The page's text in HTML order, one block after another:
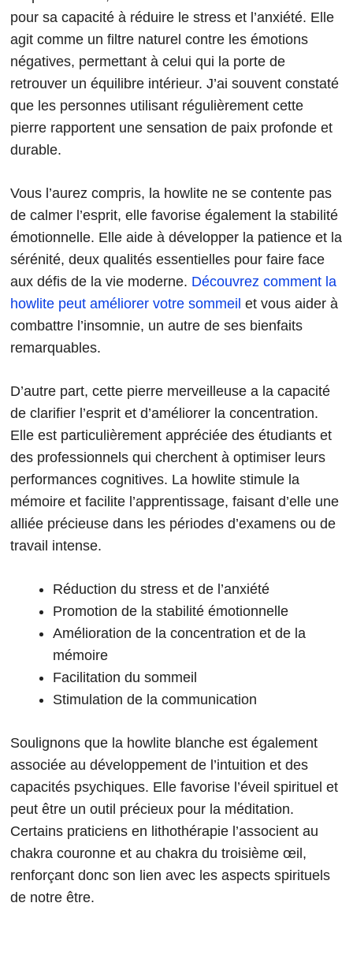
pour sa capacité à réduire le stress et l’anxiété. Elle
agit comme un filtre naturel contre les émotions
négatives, permettant à celui qui la porte de
retrouver un équilibre intérieur. J’ai souvent constaté
que les personnes utilisant régulièrement cette
pierre rapportent une sensation de paix profonde et
durable.
Vous l’aurez compris, la howlite ne se contente pas
de calmer l’esprit, elle favorise également la stabilité
émotionnelle. Elle aide à développer la patience et la
sérénité, deux qualités essentielles pour faire face
aux défis de la vie moderne. Découvrez comment la
howlite peut améliorer votre sommeil et vous aider à
combattre l’insomnie, un autre de ses bienfaits
remarquables.
D’autre part, cette pierre merveilleuse a la capacité
de clarifier l’esprit et d’améliorer la concentration.
Elle est particulièrement appréciée des étudiants et
des professionnels qui cherchent à optimiser leurs
performances cognitives. La howlite stimule la
mémoire et facilite l’apprentissage, faisant d’elle une
alliée précieuse dans les périodes d’examens ou de
travail intense.
Réduction du stress et de l’anxiété
Promotion de la stabilité émotionnelle
Amélioration de la concentration et de la
mémoire
Facilitation du sommeil
Stimulation de la communication
Soulignons que la howlite blanche est également
associée au développement de l’intuition et des
capacités psychiques. Elle favorise l’éveil spirituel et
peut être un outil précieux pour la méditation.
Certains praticiens en lithothérapie l’associent au
chakra couronne et au chakra du troisième œil,
renforçant donc son lien avec les aspects spirituels
de notre être.